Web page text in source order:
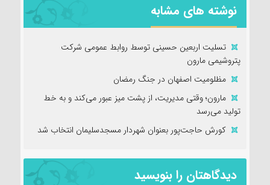
نوشته های مشابه
تسلیت اربعین حسینی توسط روابط عمومی شرکت
پتروشیمی مارون
مظلومیت اصفهان در جنگ رمضان
مارون؛ وقتی مدیریت، از پشت میز عبور می‌کند و به خط
تولید می‌رسد
کورش حاجت‌پور بعنوان شهردار مسجدسلیمان انتخاب شد
دیدگاهتان را بنویسید